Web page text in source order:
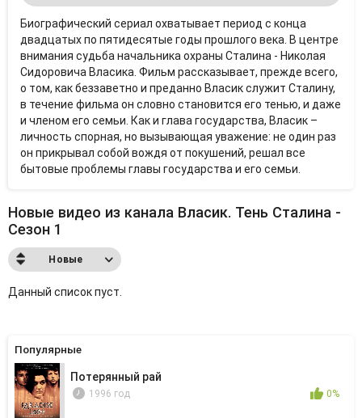
Популярные
Потерянный рай
1996 год 0%
Биографический сериал охватывает период с конца
двадцатых по пятидесятые годы прошлого века. В центре
внимания судьба начальника охраны Сталина - Николая
Сидоровича Власика. Фильм рассказывает, прежде всего,
о том, как беззаветно и преданно Власик служит Сталину,
в течение фильма он словно становится его тенью, и даже
и членом его семьи. Как и глава государства, Власик –
личность спорная, но вызывающая уважение: не один раз
он прикрывал собой вождя от покушений, решал все
бытовые проблемы главы государства и его семьи.
Новые видео из канала Власик. Тень Сталина -
Сезон 1
Новые
Данный список пуст.